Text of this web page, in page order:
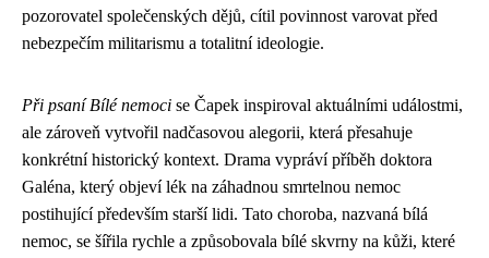
pozorovatel společenských dějů, cítil povinnost varovat před
nebezpečím militarismu a totalitní ideologie.
Při psaní Bílé nemoci se Čapek inspiroval aktuálními událostmi,
ale zároveň vytvořil nadčasovou alegorii, která přesahuje
konkrétní historický kontext. Drama vypráví příběh doktora
Galéna, který objeví lék na záhadnou smrtelnou nemoc
postihující především starší lidi. Tato choroba, nazvaná bílá
nemoc, se šířila rychle a způsobovala bílé skvrny na kůži, které